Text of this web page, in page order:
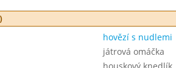
hovězí s nudlemi
játrová omáčka